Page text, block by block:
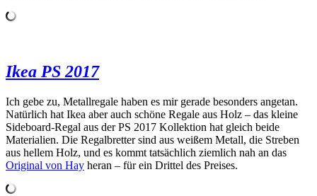
Ikea PS 2017
Ich gebe zu, Metallregale haben es mir gerade besonders angetan.
Natürlich hat Ikea aber auch schöne Regale aus Holz – das kleine
Sideboard-Regal aus der PS 2017 Kollektion hat gleich beide
Materialien. Die Regalbretter sind aus weißem Metall, die Streben
aus hellem Holz, und es kommt tatsächlich ziemlich nah an das
Original von Hay heran – für ein Drittel des Preises.